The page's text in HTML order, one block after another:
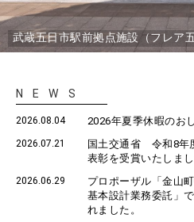
武蔵五日市駅前拠点施設（フレア五
NEWS
2026.08.04 2026年夏季休暇のお
2026.07.21
国土交通省 令和8年
表彰を受賞いたしま
2026.06.29
プロポーザル「金山
基本設計業務委託」
れました。